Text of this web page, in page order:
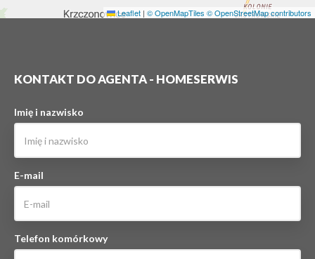
Leaflet | © OpenMapTiles © OpenStreetMap contributors
KONTAKT DO AGENTA - HOMESERWIS
Imię i nazwisko
E-mail
Telefon komórkowy